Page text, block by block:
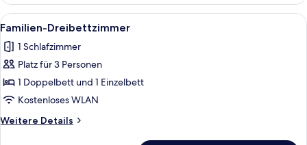
zur
Einzelnutzung,
Alle
Fotos
für
Familien-
Dreibettzimmer
anzeigen
Ein Hotelzimmer mit Bett, Nachttisch,
1
Familien-Dreibettzimmer
1 Schlafzimmer
Platz für 3 Personen
1 Doppelbett und 1 Einzelbett
Kostenloses WLAN
Weitere Details
Weitere